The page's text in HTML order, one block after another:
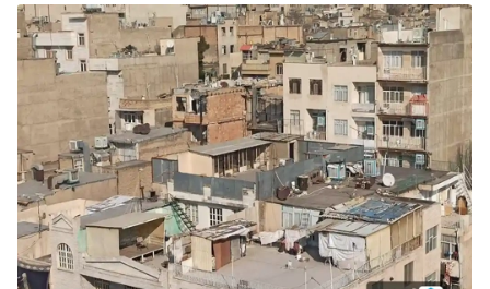
دکوراسیون
صنعت ساختمان
محله گردی
معماری
ملکی
همایش و نمایشگاه